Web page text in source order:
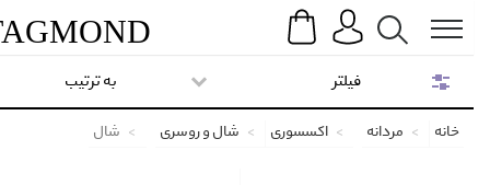
Search
TAGMOND
به ترتیب
خانه مردانه اکسسوری شال و روسری شال
فیلتر